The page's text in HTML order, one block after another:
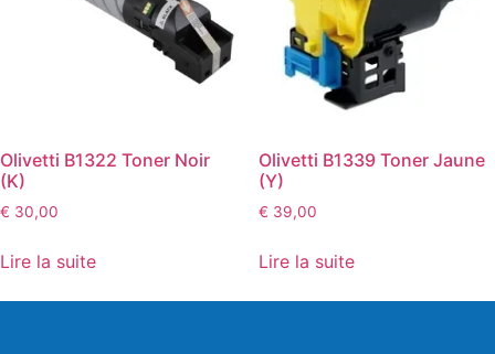
Olivetti B1322 Toner Noir
(K)
€ 30,00
Lire la suite
Olivetti B1339 Toner Jaune
(Y)
€ 39,00
Lire la suite